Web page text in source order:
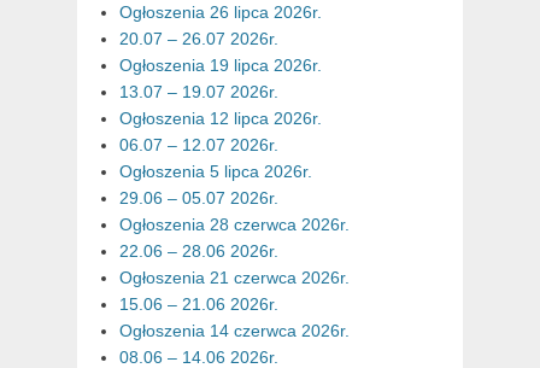
Ogłoszenia 26 lipca 2026r.
20.07 – 26.07 2026r.
Ogłoszenia 19 lipca 2026r.
13.07 – 19.07 2026r.
Ogłoszenia 12 lipca 2026r.
06.07 – 12.07 2026r.
Ogłoszenia 5 lipca 2026r.
29.06 – 05.07 2026r.
Ogłoszenia 28 czerwca 2026r.
22.06 – 28.06 2026r.
Ogłoszenia 21 czerwca 2026r.
15.06 – 21.06 2026r.
Ogłoszenia 14 czerwca 2026r.
08.06 – 14.06 2026r.